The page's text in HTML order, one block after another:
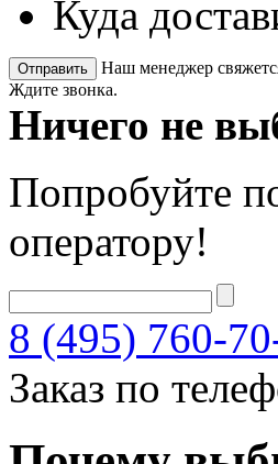
Куда
Наш менеджер
Ждите звонка.
Ничего не
Попробуйте
оператору!
8 (495) 760-
Заказ по